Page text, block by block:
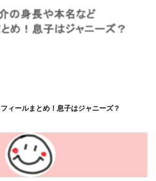
ィールまとめ！息子はジャニーズ？